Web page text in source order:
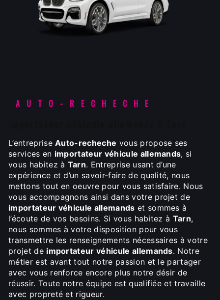
AUTO-RECHECHE
L’entrepriseAuto-recheche vous propose ses
services en importateur véhicule allemands, si
vous habitez à Tarn. Entreprise usant d’une
expérience et d’un savoir-faire de qualité, nous
mettons tout en oeuvre pour vous satisfaire. Nous
vous accompagnons ainsi dans votre projet de
importateur véhicule allemands et sommes à
l’écoute de vos besoins. Si vous habitez à Tarn,
nous sommes à votre disposition pour vous
transmettre les renseignements nécessaires à votre
projet de importateur véhicule allemands. Notre
métier est avant tout notre passion et le partager
avec vous renforce encore plus notre désir de
réussir. Toute notre équipe est qualifiée et travaille
avec propreté et rigueur.